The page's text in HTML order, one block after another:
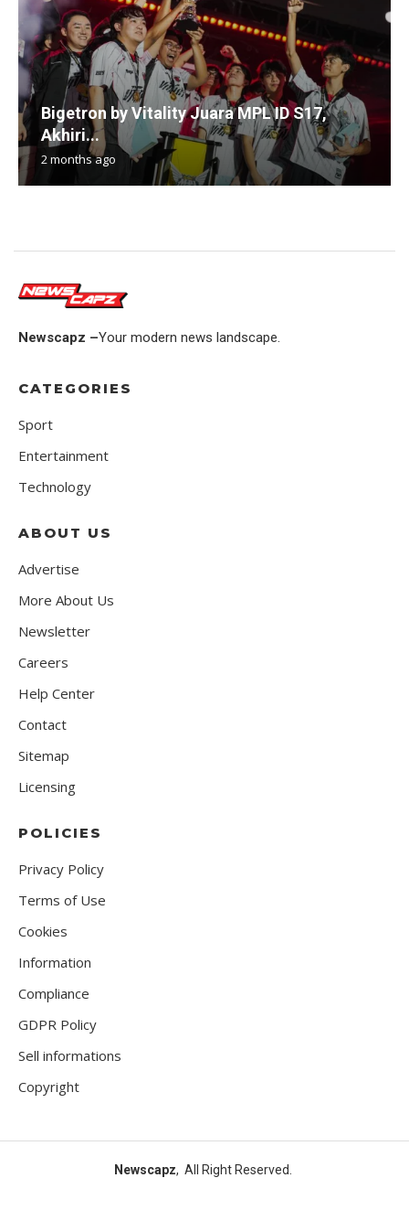
Bigetron by Vitality Juara MPL ID S17,
Akhiri...
2 months ago
Newscapz –Your modern news landscape.
CATEGORIES
Sport
Entertainment
Technology
ABOUT US
Advertise
More About Us
Newsletter
Careers
Help Center
Contact
Sitemap
Licensing
POLICIES
Privacy Policy
Terms of Use
Cookies
Information
Compliance
GDPR Policy
Sell informations
Copyright
Newscapz, All Right Reserved.